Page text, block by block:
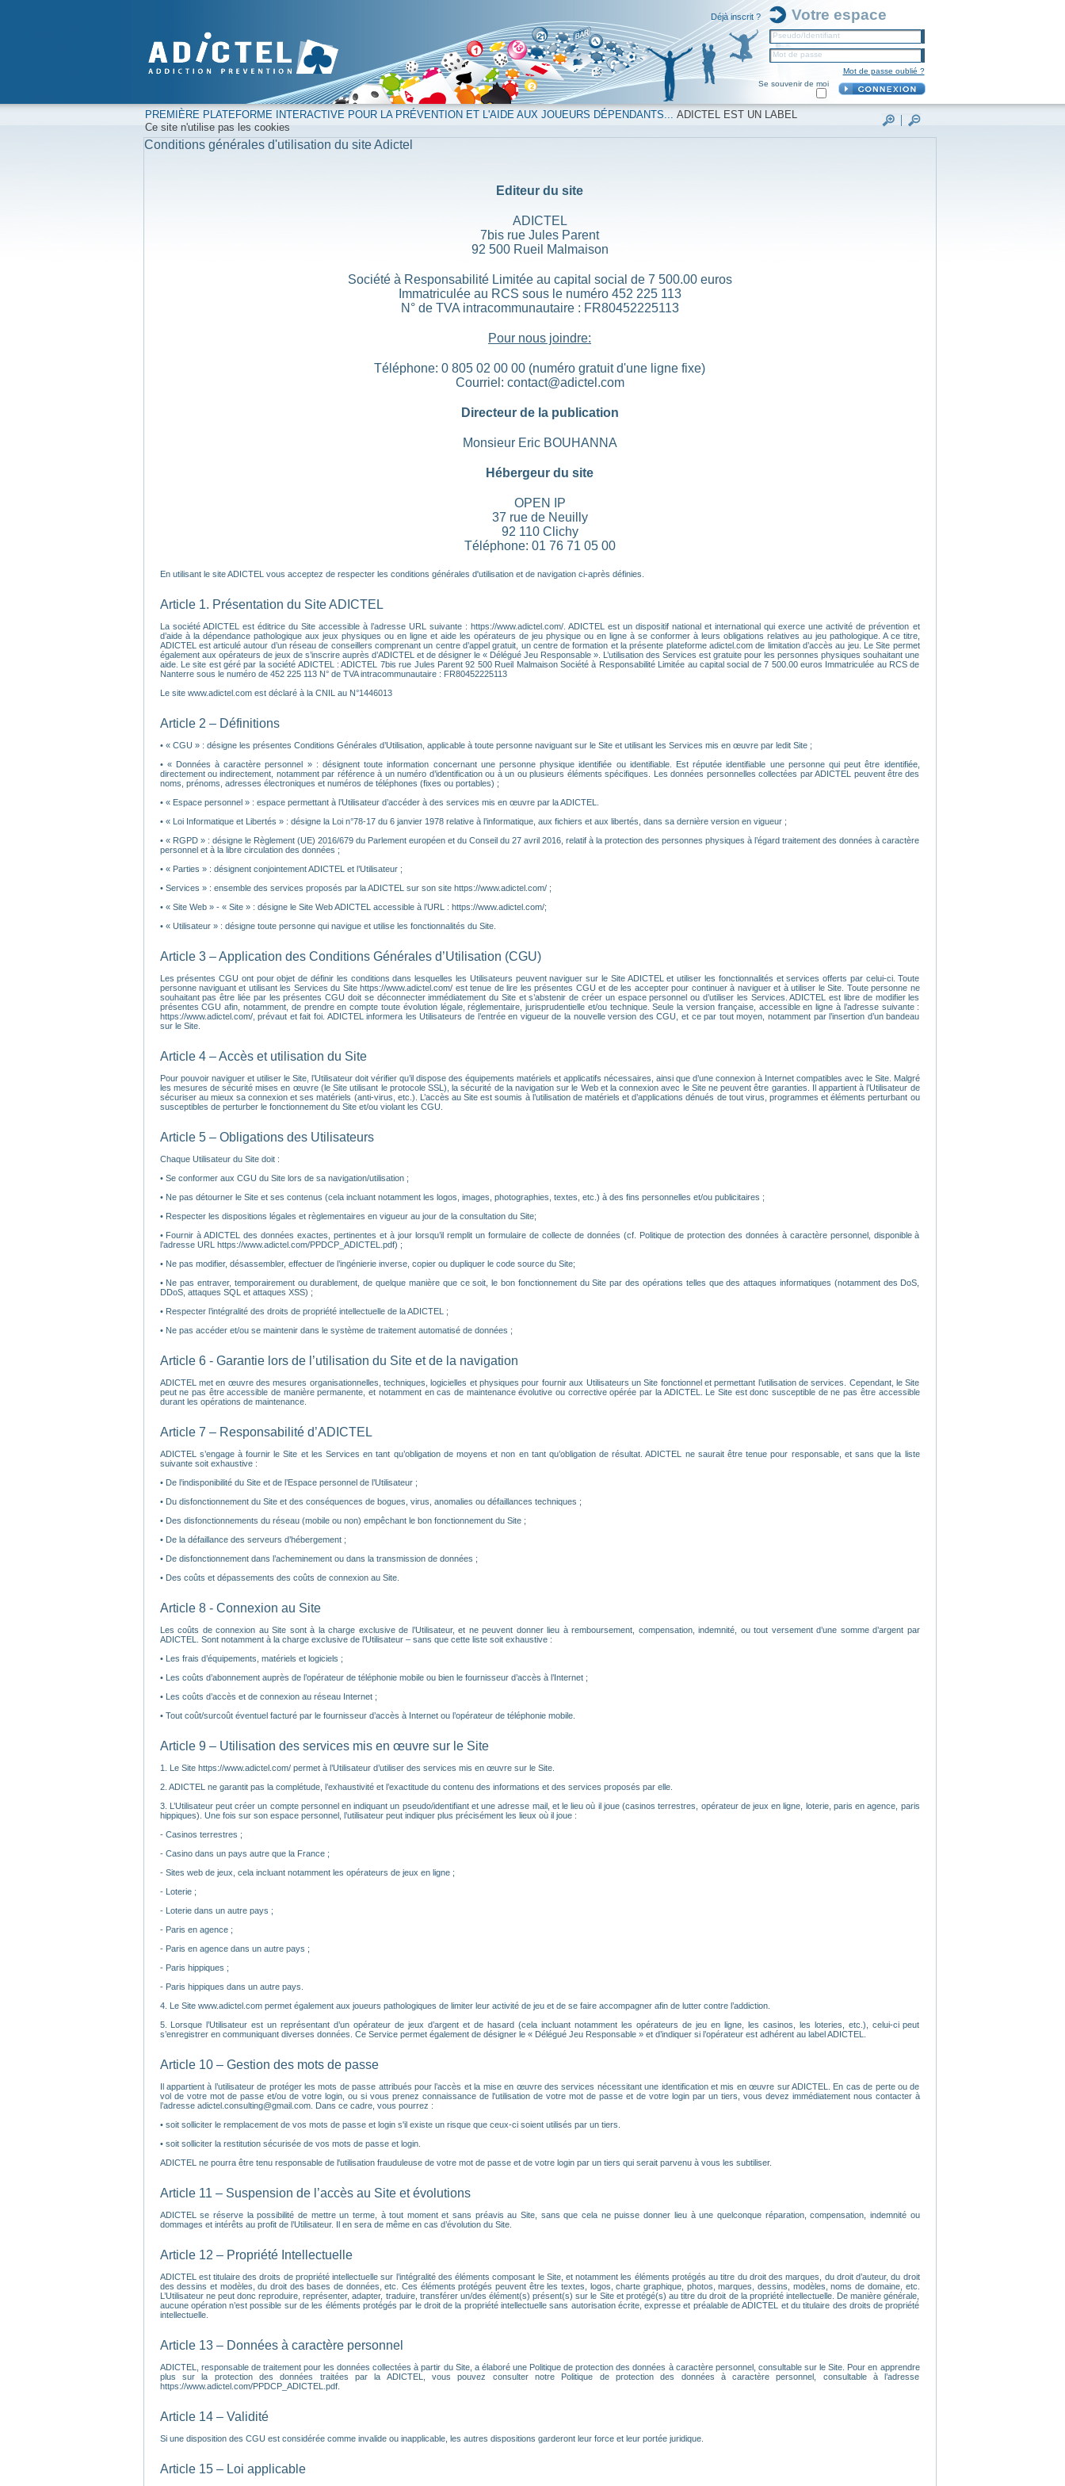
Déjà inscrit ? Votre espace
Pseudo/Identifiant
Mot de passe
Mot de passe oublié ?
Se souvenir de moi
PREMIÈRE PLATEFORME INTERACTIVE POUR LA PRÉVENTION ET L'AIDE AUX JOUEURS DÉPENDANTS... ADICTEL EST UN LABEL
Ce site n'utilise pas les cookies
Conditions générales d'utilisation du site Adictel
Editeur du site
ADICTEL
7bis rue Jules Parent
92 500 Rueil Malmaison
Société à Responsabilité Limitée au capital social de 7 500.00 euros
Immatriculée au RCS sous le numéro 452 225 113
N° de TVA intracommunautaire : FR80452225113
Pour nous joindre:
Téléphone: 0 805 02 00 00 (numéro gratuit d'une ligne fixe)
Courriel: contact@adictel.com
Directeur de la publication
Monsieur Eric BOUHANNA
Hébergeur du site
OPEN IP
37 rue de Neuilly
92 110 Clichy
Téléphone: 01 76 71 05 00
En utilisant le site ADICTEL vous acceptez de respecter les conditions générales d'utilisation et de navigation ci-après définies.
Article 1. Présentation du Site ADICTEL
La société ADICTEL est éditrice du Site accessible à l’adresse URL suivante : https://www.adictel.com/. ADICTEL est un dispositif national et international qui exerce une activité de prévention et
d’aide à la dépendance pathologique aux jeux physiques ou en ligne et aide les opérateurs de jeu physique ou en ligne à se conformer à leurs obligations relatives au jeu pathologique. A ce titre,
ADICTEL est articulé autour d’un réseau de conseillers comprenant un centre d’appel gratuit, un centre de formation et la présente plateforme adictel.com de limitation d’accès au jeu. Le Site permet
également aux opérateurs de jeux de s’inscrire auprès d’ADICTEL et de désigner le « Délégué Jeu Responsable ». L’utilisation des Services est gratuite pour les personnes physiques souhaitant une
aide. Le site est géré par la société ADICTEL : ADICTEL 7bis rue Jules Parent 92 500 Rueil Malmaison Société à Responsabilité Limitée au capital social de 7 500.00 euros Immatriculée au RCS de
Nanterre sous le numéro de 452 225 113 N° de TVA intracommunautaire : FR80452225113
Le site www.adictel.com est déclaré à la CNIL au N°1446013
Article 2 – Définitions
• « CGU » : désigne les présentes Conditions Générales d’Utilisation, applicable à toute personne naviguant sur le Site et utilisant les Services mis en œuvre par ledit Site ;
• « Données à caractère personnel » : désignent toute information concernant une personne physique identifiée ou identifiable. Est réputée identifiable une personne qui peut être identifiée,
directement ou indirectement, notamment par référence à un numéro d’identification ou à un ou plusieurs éléments spécifiques. Les données personnelles collectées par ADICTEL peuvent être des
noms, prénoms, adresses électroniques et numéros de téléphones (fixes ou portables) ;
• « Espace personnel » : espace permettant à l’Utilisateur d’accéder à des services mis en œuvre par la ADICTEL.
• « Loi Informatique et Libertés » : désigne la Loi n°78-17 du 6 janvier 1978 relative à l’informatique, aux fichiers et aux libertés, dans sa dernière version en vigueur ;
• « RGPD » : désigne le Règlement (UE) 2016/679 du Parlement européen et du Conseil du 27 avril 2016, relatif à la protection des personnes physiques à l’égard traitement des données à caractère
personnel et à la libre circulation des données ;
• « Parties » : désignent conjointement ADICTEL et l’Utilisateur ;
• Services » : ensemble des services proposés par la ADICTEL sur son site https://www.adictel.com/ ;
• « Site Web » - « Site » : désigne le Site Web ADICTEL accessible à l’URL : https://www.adictel.com/;
• « Utilisateur » : désigne toute personne qui navigue et utilise les fonctionnalités du Site.
Article 3 – Application des Conditions Générales d’Utilisation (CGU)
Les présentes CGU ont pour objet de définir les conditions dans lesquelles les Utilisateurs peuvent naviguer sur le Site ADICTEL et utiliser les fonctionnalités et services offerts par celui-ci. Toute
personne naviguant et utilisant les Services du Site https://www.adictel.com/ est tenue de lire les présentes CGU et de les accepter pour continuer à naviguer et à utiliser le Site. Toute personne ne
souhaitant pas être liée par les présentes CGU doit se déconnecter immédiatement du Site et s’abstenir de créer un espace personnel ou d’utiliser les Services. ADICTEL est libre de modifier les
présentes CGU afin, notamment, de prendre en compte toute évolution légale, réglementaire, jurisprudentielle et/ou technique. Seule la version française, accessible en ligne à l’adresse suivante :
https://www.adictel.com/, prévaut et fait foi. ADICTEL informera les Utilisateurs de l’entrée en vigueur de la nouvelle version des CGU, et ce par tout moyen, notamment par l’insertion d’un bandeau
sur le Site.
Article 4 – Accès et utilisation du Site
Pour pouvoir naviguer et utiliser le Site, l’Utilisateur doit vérifier qu’il dispose des équipements matériels et applicatifs nécessaires, ainsi que d’une connexion à Internet compatibles avec le Site. Malgré
les mesures de sécurité mises en œuvre (le Site utilisant le protocole SSL), la sécurité de la navigation sur le Web et la connexion avec le Site ne peuvent être garanties. Il appartient à l’Utilisateur de
sécuriser au mieux sa connexion et ses matériels (anti-virus, etc.). L’accès au Site est soumis à l’utilisation de matériels et d’applications dénués de tout virus, programmes et éléments perturbant ou
susceptibles de perturber le fonctionnement du Site et/ou violant les CGU.
Article 5 – Obligations des Utilisateurs
Chaque Utilisateur du Site doit :
• Se conformer aux CGU du Site lors de sa navigation/utilisation ;
• Ne pas détourner le Site et ses contenus (cela incluant notamment les logos, images, photographies, textes, etc.) à des fins personnelles et/ou publicitaires ;
• Respecter les dispositions légales et règlementaires en vigueur au jour de la consultation du Site;
• Fournir à ADICTEL des données exactes, pertinentes et à jour lorsqu’il remplit un formulaire de collecte de données (cf. Politique de protection des données à caractère personnel, disponible à
l’adresse URL https://www.adictel.com/PPDCP_ADICTEL.pdf) ;
• Ne pas modifier, désassembler, effectuer de l’ingénierie inverse, copier ou dupliquer le code source du Site;
• Ne pas entraver, temporairement ou durablement, de quelque manière que ce soit, le bon fonctionnement du Site par des opérations telles que des attaques informatiques (notamment des DoS,
DDoS, attaques SQL et attaques XSS) ;
• Respecter l’intégralité des droits de propriété intellectuelle de la ADICTEL ;
• Ne pas accéder et/ou se maintenir dans le système de traitement automatisé de données ;
Article 6 - Garantie lors de l’utilisation du Site et de la navigation
ADICTEL met en œuvre des mesures organisationnelles, techniques, logicielles et physiques pour fournir aux Utilisateurs un Site fonctionnel et permettant l’utilisation de services. Cependant, le Site
peut ne pas être accessible de manière permanente, et notamment en cas de maintenance évolutive ou corrective opérée par la ADICTEL. Le Site est donc susceptible de ne pas être accessible
durant les opérations de maintenance.
Article 7 – Responsabilité d’ADICTEL
ADICTEL s’engage à fournir le Site et les Services en tant qu’obligation de moyens et non en tant qu’obligation de résultat. ADICTEL ne saurait être tenue pour responsable, et sans que la liste
suivante soit exhaustive :
• De l’indisponibilité du Site et de l’Espace personnel de l’Utilisateur ;
• Du disfonctionnement du Site et des conséquences de bogues, virus, anomalies ou défaillances techniques ;
• Des disfonctionnements du réseau (mobile ou non) empêchant le bon fonctionnement du Site ;
• De la défaillance des serveurs d’hébergement ;
• De disfonctionnement dans l’acheminement ou dans la transmission de données ;
• Des coûts et dépassements des coûts de connexion au Site.
Article 8 - Connexion au Site
Les coûts de connexion au Site sont à la charge exclusive de l’Utilisateur, et ne peuvent donner lieu à remboursement, compensation, indemnité, ou tout versement d’une somme d’argent par
ADICTEL. Sont notamment à la charge exclusive de l’Utilisateur – sans que cette liste soit exhaustive :
• Les frais d’équipements, matériels et logiciels ;
• Les coûts d’abonnement auprès de l’opérateur de téléphonie mobile ou bien le fournisseur d’accès à l’Internet ;
• Les coûts d’accès et de connexion au réseau Internet ;
• Tout coût/surcoût éventuel facturé par le fournisseur d’accès à Internet ou l’opérateur de téléphonie mobile.
Article 9 – Utilisation des services mis en œuvre sur le Site
1. Le Site https://www.adictel.com/ permet à l’Utilisateur d’utiliser des services mis en œuvre sur le Site.
2. ADICTEL ne garantit pas la complétude, l’exhaustivité et l’exactitude du contenu des informations et des services proposés par elle.
3. L’Utilisateur peut créer un compte personnel en indiquant un pseudo/identifiant et une adresse mail, et le lieu où il joue (casinos terrestres, opérateur de jeux en ligne, loterie, paris en agence, paris
hippiques). Une fois sur son espace personnel, l’utilisateur peut indiquer plus précisément les lieux où il joue :
- Casinos terrestres ;
- Casino dans un pays autre que la France ;
- Sites web de jeux, cela incluant notamment les opérateurs de jeux en ligne ;
- Loterie ;
- Loterie dans un autre pays ;
- Paris en agence ;
- Paris en agence dans un autre pays ;
- Paris hippiques ;
- Paris hippiques dans un autre pays.
4. Le Site www.adictel.com permet également aux joueurs pathologiques de limiter leur activité de jeu et de se faire accompagner afin de lutter contre l’addiction.
5. Lorsque l’Utilisateur est un représentant d’un opérateur de jeux d’argent et de hasard (cela incluant notamment les opérateurs de jeu en ligne, les casinos, les loteries, etc.), celui-ci peut
s’enregistrer en communiquant diverses données. Ce Service permet également de désigner le « Délégué Jeu Responsable » et d’indiquer si l’opérateur est adhérent au label ADICTEL.
Article 10 – Gestion des mots de passe
Il appartient à l’utilisateur de protéger les mots de passe attribués pour l’accès et la mise en œuvre des services nécessitant une identification et mis en œuvre sur ADICTEL. En cas de perte ou de
vol de votre mot de passe et/ou de votre login, ou si vous prenez connaissance de l'utilisation de votre mot de passe et de votre login par un tiers, vous devez immédiatement nous contacter à
l’adresse adictel.consulting@gmail.com. Dans ce cadre, vous pourrez :
• soit solliciter le remplacement de vos mots de passe et login s'il existe un risque que ceux-ci soient utilisés par un tiers.
• soit solliciter la restitution sécurisée de vos mots de passe et login.
ADICTEL ne pourra être tenu responsable de l'utilisation frauduleuse de votre mot de passe et de votre login par un tiers qui serait parvenu à vous les subtiliser.
Article 11 – Suspension de l’accès au Site et évolutions
ADICTEL se réserve la possibilité de mettre un terme, à tout moment et sans préavis au Site, sans que cela ne puisse donner lieu à une quelconque réparation, compensation, indemnité ou
dommages et intérêts au profit de l’Utilisateur. Il en sera de même en cas d’évolution du Site.
Article 12 – Propriété Intellectuelle
ADICTEL est titulaire des droits de propriété intellectuelle sur l’intégralité des éléments composant le Site, et notamment les éléments protégés au titre du droit des marques, du droit d’auteur, du droit
des dessins et modèles, du droit des bases de données, etc. Ces éléments protégés peuvent être les textes, logos, charte graphique, photos, marques, dessins, modèles, noms de domaine, etc.
L’Utilisateur ne peut donc reproduire, représenter, adapter, traduire, transférer un/des élément(s) présent(s) sur le Site et protégé(s) au titre du droit de la propriété intellectuelle. De manière générale,
aucune opération n’est possible sur de les éléments protégés par le droit de la propriété intellectuelle sans autorisation écrite, expresse et préalable de ADICTEL et du titulaire des droits de propriété
intellectuelle.
Article 13 – Données à caractère personnel
ADICTEL, responsable de traitement pour les données collectées à partir du Site, a élaboré une Politique de protection des données à caractère personnel, consultable sur le Site. Pour en apprendre
plus sur la protection des données traitées par la ADICTEL, vous pouvez consulter notre Politique de protection des données à caractère personnel, consultable à l’adresse
https://www.adictel.com/PPDCP_ADICTEL.pdf.
Article 14 – Validité
Si une disposition des CGU est considérée comme invalide ou inapplicable, les autres dispositions garderont leur force et leur portée juridique.
Article 15 – Loi applicable